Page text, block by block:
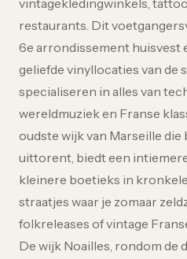
vintagekledingwinkels,
restaurants. Dit
6e arrondissement huisvest
geliefde vinyllocaties van de
specialiseren in alles van
wereldmuziek en Franse
oudste wijk van Marseille
uittorent, biedt een
kleinere boetieks in
straatjes waar je zomaar
folkreleases of vintage
De wijk Noailles, rondom de